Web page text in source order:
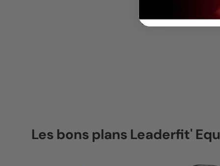
répondre à ma
données.
Les bons plans Leaderfit'